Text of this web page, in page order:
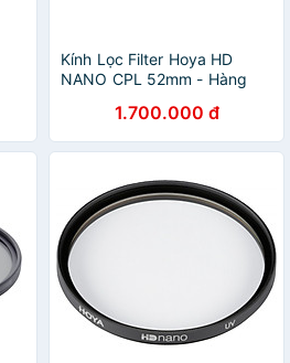
Kính Lọc Filter Hoya HD
NANO CPL 52mm - Hàng
1.700.000 đ